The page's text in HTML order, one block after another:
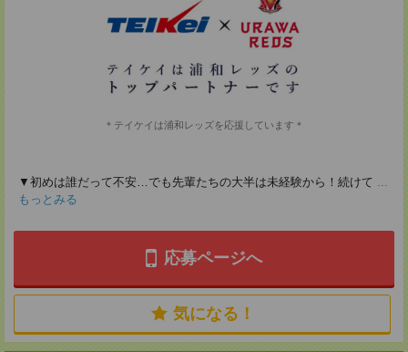
＊テイケイは浦和レッズを応援しています＊
▼初めは誰だって不安…でも先輩たちの大半は未経験から！続けて ...
もっとみる
応募ページへ
気になる！